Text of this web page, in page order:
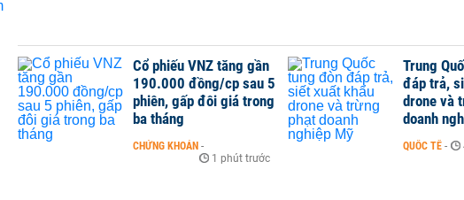
Cổ phiếu VNZ tăng gần
190.000 đồng/cp sau 5
phiên, gấp đôi giá trong
ba tháng
CHỨNG KHOÁN -
1 phút trước
Trung
đáp trả,
drone và
doanh
QUỐC TẾ -